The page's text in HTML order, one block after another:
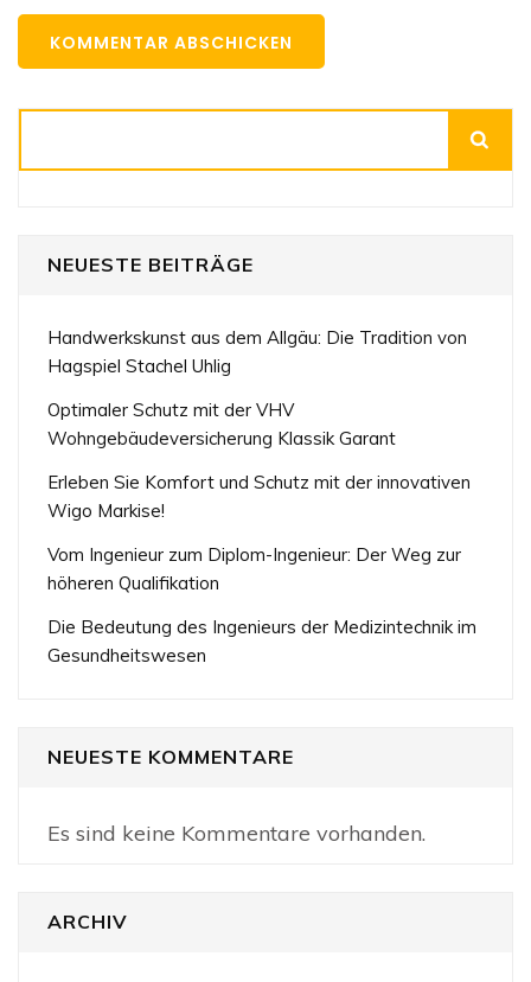
NEUESTE BEITRÄGE
Handwerkskunst aus dem Allgäu: Die Tradition von
Hagspiel Stachel Uhlig
Optimaler Schutz mit der VHV
Wohngebäudeversicherung Klassik Garant
Erleben Sie Komfort und Schutz mit der innovativen
Wigo Markise!
Vom Ingenieur zum Diplom-Ingenieur: Der Weg zur
höheren Qualifikation
Die Bedeutung des Ingenieurs der Medizintechnik im
Gesundheitswesen
NEUESTE KOMMENTARE
Es sind keine Kommentare vorhanden.
ARCHIV